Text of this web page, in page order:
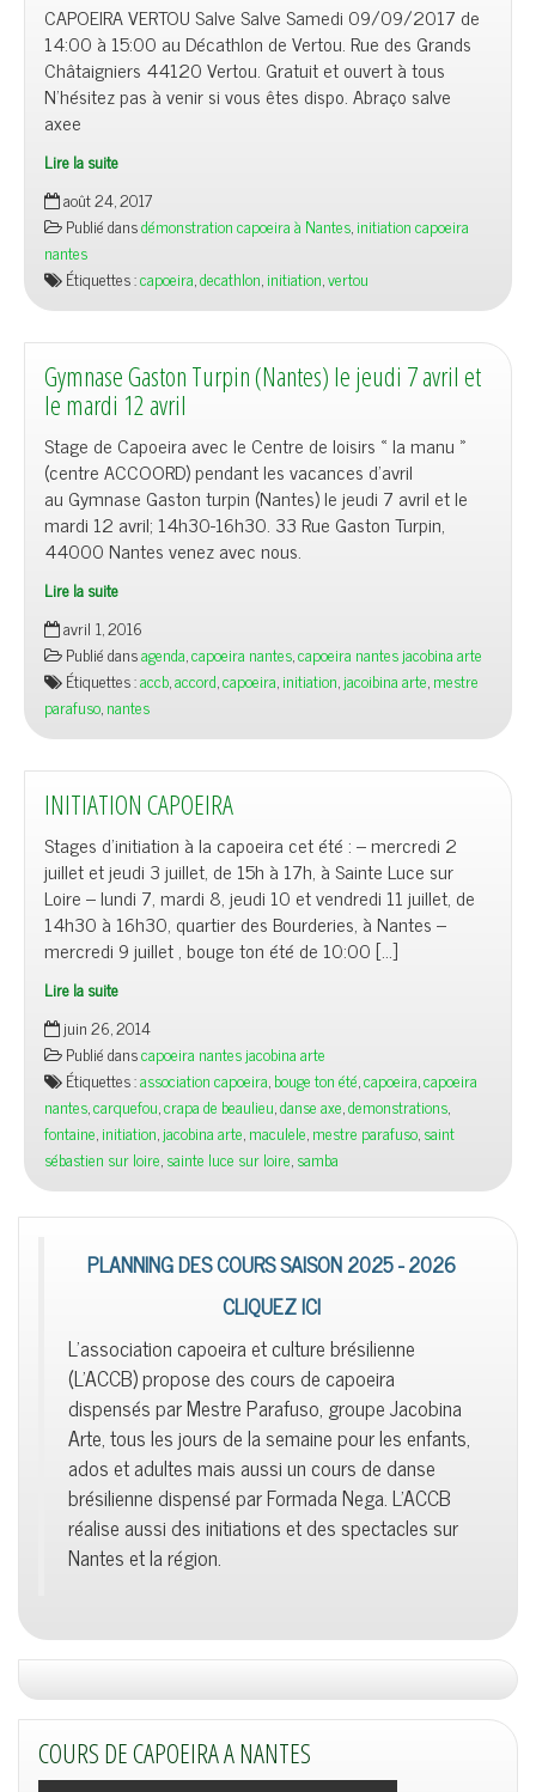
CAPOEIRA VERTOU Salve Salve Samedi 09/09/2017 de
14:00 à 15:00 au Décathlon de Vertou. Rue des Grands
Châtaigniers 44120 Vertou. Gratuit et ouvert à tous
N’hésitez pas à venir si vous êtes dispo. Abraço salve
axee
Lire la suite
août 24, 2017
Publié dansdémonstration capoeira à Nantes,initiation capoeira
nantes
Étiquettes :capoeira,decathlon,initiation,vertou
Gymnase Gaston Turpin (Nantes) le jeudi 7 avril et
le mardi 12 avril
Stage de Capoeira avec le Centre de loisirs « la manu »
(centre ACCOORD) pendant les vacances d’avril
au Gymnase Gaston turpin (Nantes) le jeudi 7 avril et le
mardi 12 avril; 14h30-16h30. 33 Rue Gaston Turpin,
44000 Nantes venez avec nous.
Lire la suite
avril 1, 2016
Publié dansagenda,capoeira nantes,capoeira nantes jacobina arte
Étiquettes :accb,accord,capoeira,initiation,jacoibina arte,mestre
parafuso,nantes
INITIATION CAPOEIRA
Stages d’initiation à la capoeira cet été : – mercredi 2
juillet et jeudi 3 juillet, de 15h à 17h, à Sainte Luce sur
Loire – lundi 7, mardi 8, jeudi 10 et vendredi 11 juillet, de
14h30 à 16h30, quartier des Bourderies, à Nantes –
mercredi 9 juillet , bouge ton été de 10:00 […]
Lire la suite
juin 26, 2014
Publié danscapoeira nantes jacobina arte
Étiquettes :association capoeira,bouge ton été,capoeira,capoeira
nantes,carquefou,crapa de beaulieu,danse axe,demonstrations,
fontaine,initiation,jacobina arte,maculele,mestre parafuso,saint
sébastien sur loire,sainte luce sur loire,samba
PLANNING DES COURS SAISON 2025 - 2026
CLIQUEZ ICI
L'association capoeira et culture brésilienne
(L'ACCB) propose des cours de capoeira
dispensés par Mestre Parafuso, groupe Jacobina
Arte, tous les jours de la semaine pour les enfants,
ados et adultes mais aussi un cours de danse
brésilienne dispensé par Formada Nega. L'ACCB
réalise aussi des initiations et des spectacles sur
Nantes et la région.
COURS DE CAPOEIRA A NANTES